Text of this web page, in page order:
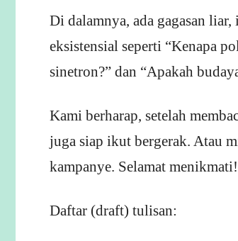
Di dalamnya, ada gagasan
eksistensial seperti “Kenapa
sinetron?” dan “Apakah
Kami berharap, setelah
juga siap ikut bergerak. Atau
kampanye. Selamat menikmati!
Daftar (draft) tulisan: